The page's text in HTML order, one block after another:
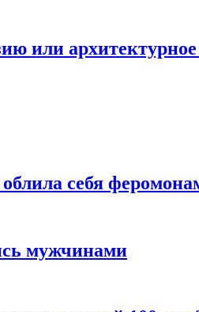
или архитектурное
себя
мужчинами